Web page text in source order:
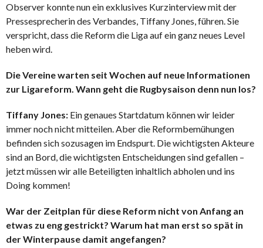
Observer konnte nun ein exklusives Kurzinterview mit der
Pressesprecherin des Verbandes, Tiffany Jones, führen. Sie
verspricht, dass die Reform die Liga auf ein ganz neues Level
heben wird.
Die Vereine warten seit Wochen auf neue Informationen
zur Ligareform. Wann geht die Rugbysaison denn nun los?
Tiffany Jones: Ein genaues Startdatum können wir leider
immer noch nicht mitteilen. Aber die Reformbemühungen
befinden sich sozusagen im Endspurt. Die wichtigsten Akteure
sind an Bord, die wichtigsten Entscheidungen sind gefallen –
jetzt müssen wir alle Beteiligten inhaltlich abholen und ins
Doing kommen!
War der Zeitplan für diese Reform nicht von Anfang an
etwas zu eng gestrickt? Warum hat man erst so spät in
der Winterpause damit angefangen?